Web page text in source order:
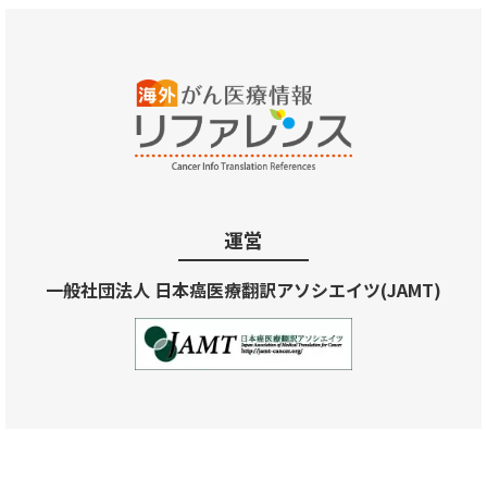
運営
一般社団法人 日本癌医療翻訳アソシエイツ(JAMT)